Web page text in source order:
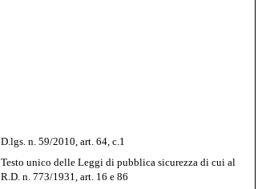
D.lgs. n. 59/2010, art. 64, c.1
Testo unico delle Leggi di pubblica sicurezza di cui al
R.D. n. 773/1931, art. 16 e 86